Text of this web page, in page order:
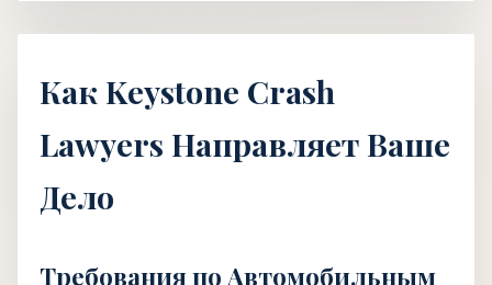
Как Keystone Crash
Lawyers Направляет Ваше
Дело
Требования по Автомобильным